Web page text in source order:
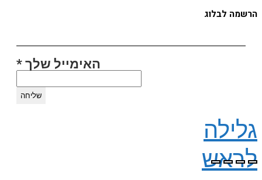
לעוד סרטונים לחצו פה
לבלוג
האימייל שלך*